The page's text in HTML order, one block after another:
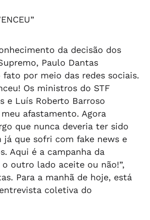
da decisão dos
Paulo Dantas
por meio das redes sociais.
Os ministros do STF
e Luís Roberto Barroso
afastamento. Agora
que nunca deveria ter sido
que sofri com fake news e
Aqui é a campanha da
o outro lado aceite ou não!”,
Para a manhã de hoje, está
coletiva do